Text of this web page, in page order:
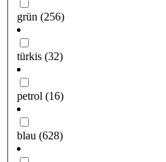
grün (256)
türkis (32)
petrol (16)
blau (628)